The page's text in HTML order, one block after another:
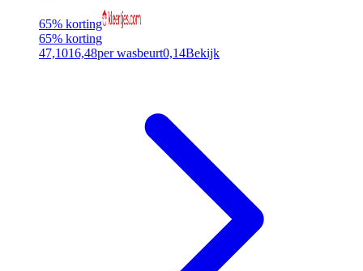
65% korting
65% korting
47,1016,48per wasbeurt0,14Bekijk